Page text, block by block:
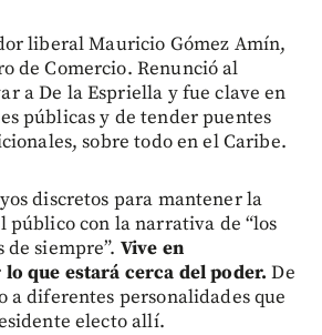
liberal Mauricio Gómez Amín,
de Comercio. Renunció al
a De la Espriella y fue clave en
públicas y de tender puentes
sobre todo en el Caribe.
discretos para mantener la
público con la narrativa de “los
de siempre”. Vive en
que estará cerca del poder.De
a diferentes personalidades que
electo allí.